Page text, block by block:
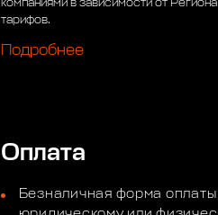
компаниями в зависимости от
тарифов.
Подробнее
Оплата
Безналичная форма